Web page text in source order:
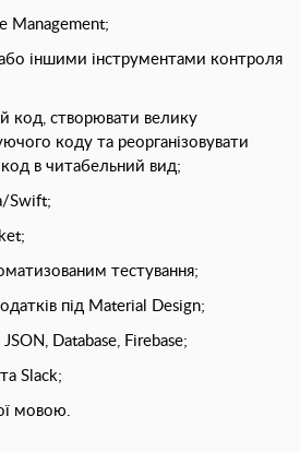
Management;
іншими інструментами контроля
код, створювати велику
коду та реорганізовувати
в читабельний вид;
Swift;
тестування;
під Material Design;
Database, Firebase;
Slack;
мовою.